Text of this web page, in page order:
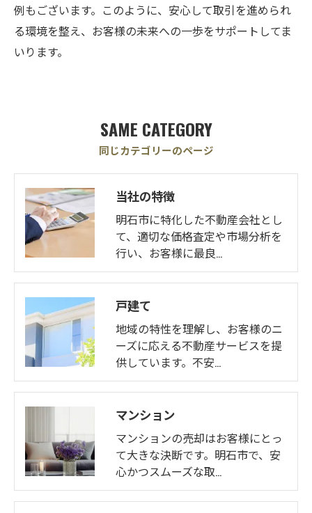
例もございます。このように、安心して取引を進められ
る環境を整え、お客様の未来への一歩をサポートしてま
いります。
同じカテゴリーのページ
SAME CATEGORY
当社の特徴
明石市に特化した不動産会社とし
て、適切な価格査定や市場分析を
行い、お客様に最良…
戸建て
地域の特性を理解し、お客様のニ
ーズに応える不動産サービスを提
供しています。不安…
マンション
マンションの売却はお客様にとっ
て大きな決断です。明石市で、安
心かつスムーズな取…